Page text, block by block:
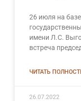
26 июля на
имени Л.С.
встреча
ЧИТАТЬ
26.07.2022